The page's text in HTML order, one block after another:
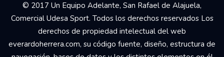
© 2017 Un Equipo Adelante, San Rafael de Alajuela,
Comercial Udesa Sport. Todos los derechos reservados Los
derechos de propiedad intelectual del web
everardoherrera.com, su código fuente, diseño, estructura de